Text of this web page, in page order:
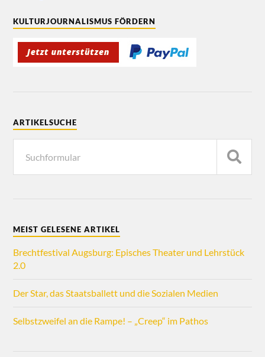
KULTURJOURNALISMUS FÖRDERN
ARTIKELSUCHE
MEIST GELESENE ARTIKEL
Brechtfestival Augsburg: Episches Theater und Lehrstück
2.0
Der Star, das Staatsballett und die Sozialen Medien
Selbstzweifel an die Rampe! – „Creep“ im Pathos